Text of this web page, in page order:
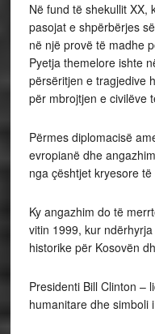
Në fund të shekullit XX,
pasojat e shpërbërjes
në një provë të madhe
Pyetja themelore ishte
përsëritjen e tragjedive
për mbrojtjen e civilëve
Përmes diplomacisë
evropianë dhe
nga çështjet kryesore
Ky angazhim do të
vitin 1999, kur
historike për Kosovën
Presidenti Bill Clinton –
humanitare dhe simboli